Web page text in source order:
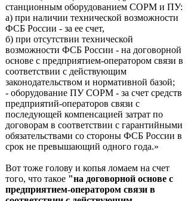
станционным оборудованием СОРМ и ПУ:
а) при наличии технической возможности
ФСБ России - за ее счет,
б) при отсутствии технической
возможности ФСБ России - на договорной
основе с предприятием-оператором связи в
соответствии с действующим
законодательством и нормативной базой;
- оборудование ПУ СОРМ - за счет средств
предприятий-операторов связи с
последующей компенсацией затрат по
договорам в соответствии с гарантийными
обязательствами со стороны ФСБ России в
срок не превышающий одного года.»
Вот тоже голову и копья ломаем на счет
того, что такое "на договорной основе с
предприятием-оператором связи в